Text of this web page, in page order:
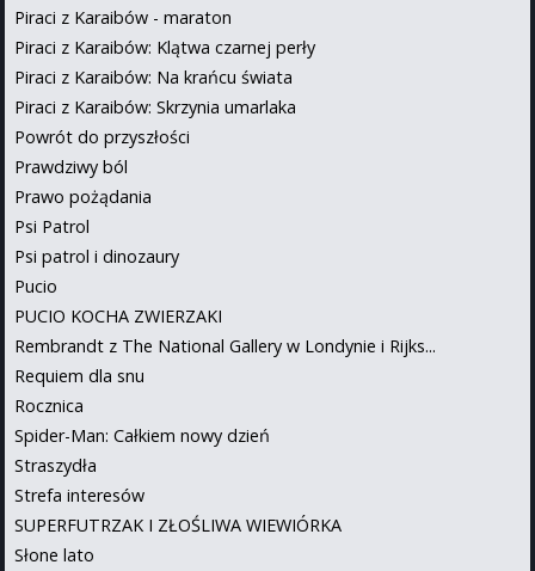
Piraci z Karaibów - maraton
Piraci z Karaibów: Klątwa czarnej perły
Piraci z Karaibów: Na krańcu świata
Piraci z Karaibów: Skrzynia umarlaka
Powrót do przyszłości
Prawdziwy ból
Prawo pożądania
Psi Patrol
Psi patrol i dinozaury
Pucio
PUCIO KOCHA ZWIERZAKI
Rembrandt z The National Gallery w Londynie i Rijks...
Requiem dla snu
Rocznica
Spider-Man: Całkiem nowy dzień
Straszydła
Strefa interesów
SUPERFUTRZAK I ZŁOŚLIWA WIEWIÓRKA
Słone lato